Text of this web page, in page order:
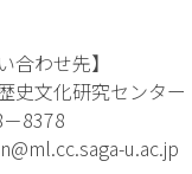
合わせ先】
史文化研究センター
8378
u.ac.jp